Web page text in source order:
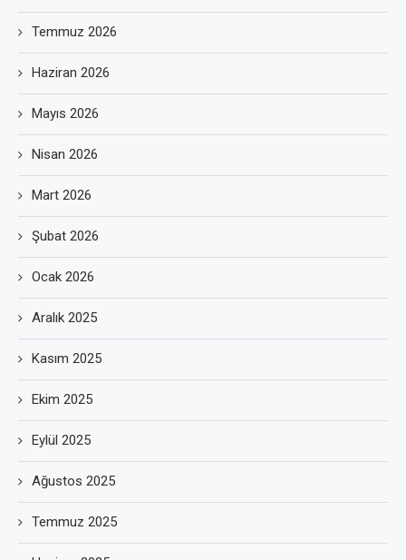
Temmuz 2026
Haziran 2026
Mayıs 2026
Nisan 2026
Mart 2026
Şubat 2026
Ocak 2026
Aralık 2025
Kasım 2025
Ekim 2025
Eylül 2025
Ağustos 2025
Temmuz 2025